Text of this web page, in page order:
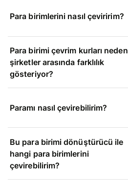
Para birimlerini nasıl çeviririm?
Para birimi çevrim kurları neden
şirketler arasında farklılık
gösteriyor?
Paramı nasıl çevirebilirim?
Bu para birimi dönüştürücü ile
hangi para birimlerini
çevirebilirim?